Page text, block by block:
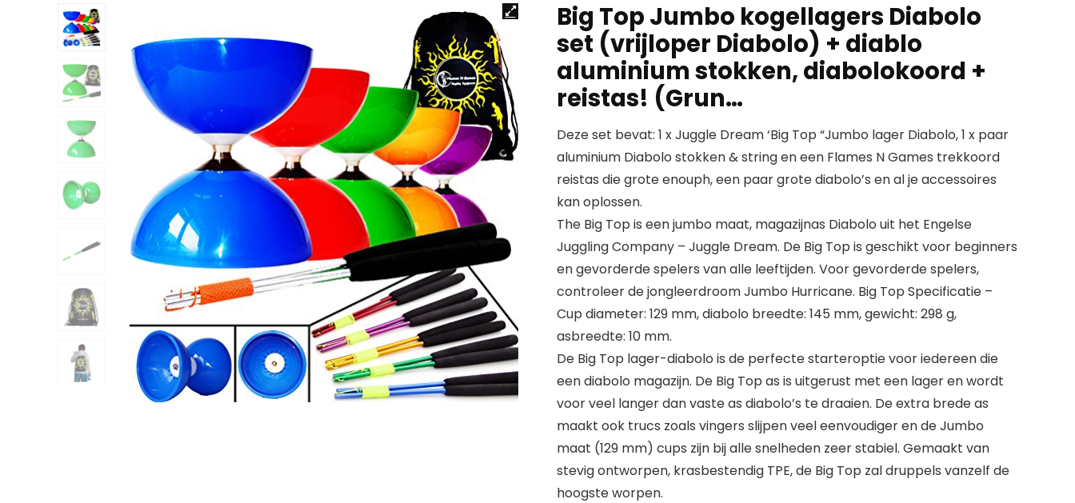
Big Top Jumbo kogellagers Diabolo
set (vrijloper Diabolo) + diablo
aluminium stokken, diabolokoord +
reistas! (Grun…
Deze set bevat: 1 x Juggle Dream ‘Big Top “Jumbo lager Diabolo, 1 x paar
aluminium Diabolo stokken & string en een Flames N Games trekkoord
reistas die grote enouph, een paar grote diabolo’s en al je accessoires
kan oplossen.
The Big Top is een jumbo maat, magazijnas Diabolo uit het Engelse
Juggling Company – Juggle Dream. De Big Top is geschikt voor beginners
en gevorderde spelers van alle leeftijden. Voor gevorderde spelers,
controleer de jongleerdroom Jumbo Hurricane. Big Top Specificatie –
Cup diameter: 129 mm, diabolo breedte: 145 mm, gewicht: 298 g,
asbreedte: 10 mm.
De Big Top lager-diabolo is de perfecte starteroptie voor iedereen die
een diabolo magazijn. De Big Top as is uitgerust met een lager en wordt
voor veel langer dan vaste as diabolo’s te draaien. De extra brede as
maakt ook trucs zoals vingers slijpen veel eenvoudiger en de Jumbo
maat (129 mm) cups zijn bij alle snelheden zeer stabiel. Gemaakt van
stevig ontworpen, krasbestendig TPE, de Big Top zal druppels vanzelf de
hoogste worpen.